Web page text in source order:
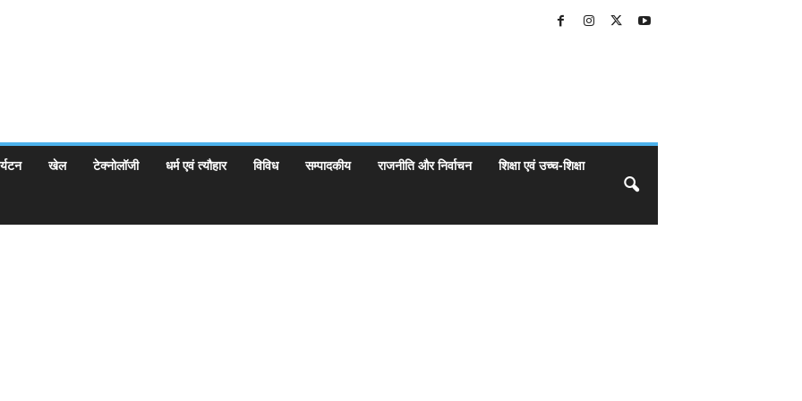
खेल टेक्नोलॉजी धर्म एवं त्यौहार विविध सम्पादकीय राजनीति और निर्वाचन शिक्षा एवं उच्च-शिक्षा